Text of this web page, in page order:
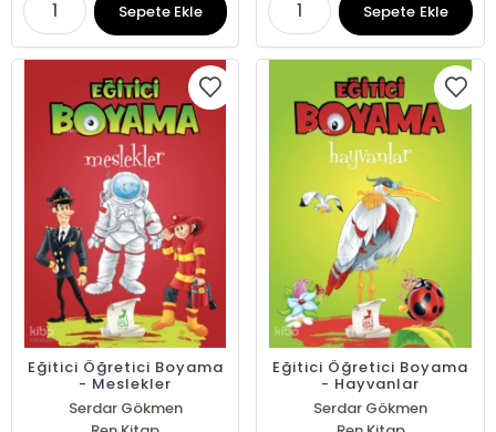
Sepete Ekle Sepete Ekle
Eğitici Öğretici Boyama
- Meslekler
Serdar Gökmen
Eğitici Öğretici Boyama
- Hayvanlar
Serdar Gökmen